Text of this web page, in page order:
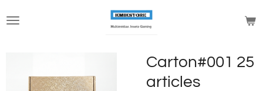
au
Carton#001 25
articles